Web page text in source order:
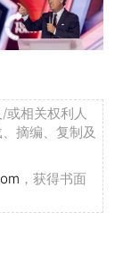
或相关权利人
摘编、复制及
，获得书面